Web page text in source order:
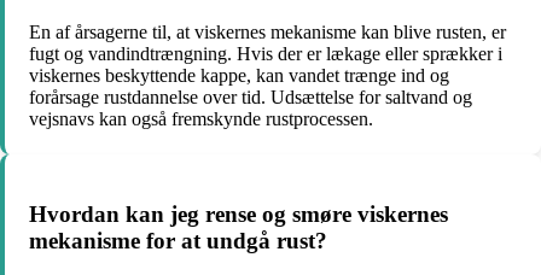
En af årsagerne til, at viskernes mekanisme kan blive rusten, er
fugt og vandindtrængning. Hvis der er lækage eller sprækker i
viskernes beskyttende kappe, kan vandet trænge ind og
forårsage rustdannelse over tid. Udsættelse for saltvand og
vejsnavs kan også fremskynde rustprocessen.
Hvordan kan jeg rense og smøre viskernes
mekanisme for at undgå rust?